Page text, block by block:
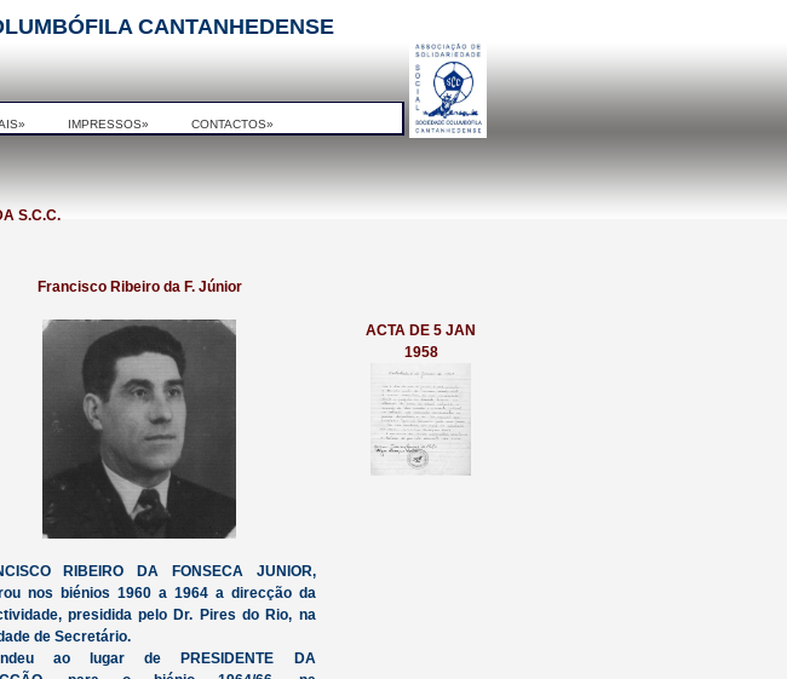
CANTANHEDENSE
IMPRESSOS» CONTACTOS»
S.C.C.
Francisco Ribeiro da F. Júnior
RIBEIRO DA FONSECA JUNIOR,
nos biénios 1960 a 1964 a direcção da
presidida pelo Dr. Pires do Rio, na
de Secretário.
ao lugar de PRESIDENTE DA
ACTA DE 5 JAN
1958